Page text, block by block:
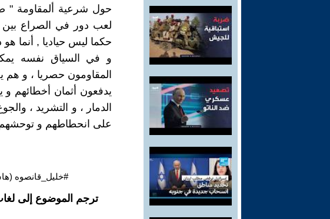
حول شرعية ألمقاومة "
لعب دور في الصراع بين
حكما ليس حياديا , أنما
و في السياق نفسه
المقاومون حصريا ، و هم
يدفعون أثمان أخطائهم و
الدمار ، و التشريد ،
على انحطاطهم و
#خليل_قانصوه
ترجم الموضوع إلى